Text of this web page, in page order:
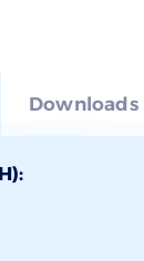
Downloads